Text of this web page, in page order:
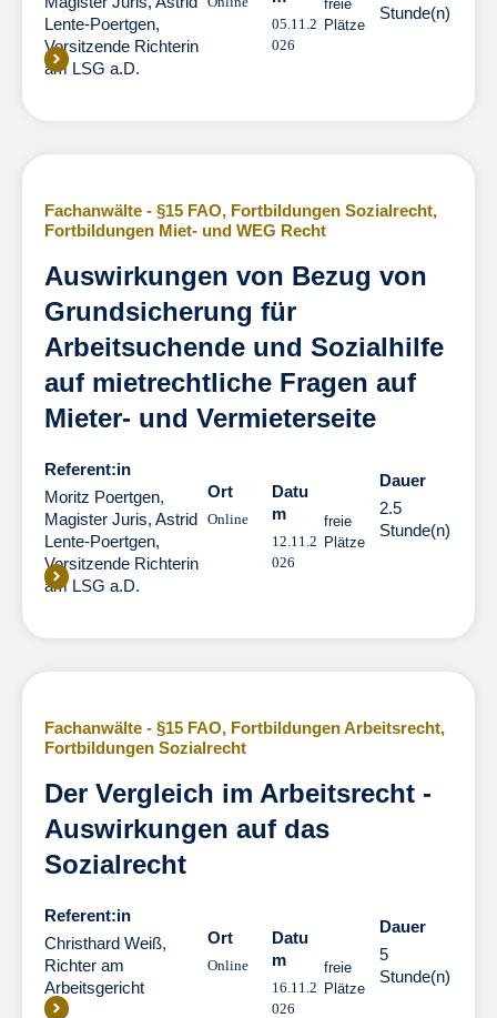
Lente-Poertgen,
Vorsitzende Richterin
am LSG a.D.
05.11.2
026
freie
Plätze
Stunde(n)
Fachanwälte - §15 FAO, Fortbildungen Sozialrecht,
Fortbildungen Miet- und WEG Recht
Auswirkungen von Bezug von
Grundsicherung für
Arbeitsuchende und Sozialhilfe
auf mietrechtliche Fragen auf
Mieter- und Vermieterseite
Referent:in
Moritz Poertgen,
Magister Juris, Astrid
Lente-Poertgen,
Vorsitzende Richterin
am LSG a.D.
Ort
Online
Datu
m
12.11.2
026
freie
Plätze
Dauer
2.5
Stunde(n)
Fachanwälte - §15 FAO, Fortbildungen Arbeitsrecht,
Fortbildungen Sozialrecht
Der Vergleich im Arbeitsrecht -
Auswirkungen auf das
Sozialrecht
Referent:in
Christhard Weiß,
Richter am
Arbeitsgericht
Ort
Online
Datu
m
16.11.2
026
freie
Plätze
Dauer
5
Stunde(n)